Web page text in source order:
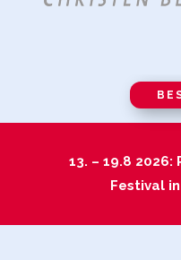
13. – 19.8
Festival